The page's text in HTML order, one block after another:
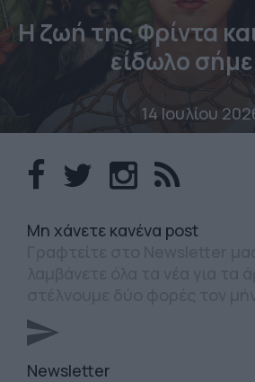
Η ζωή της Φρίντα και
είδωλο
14 Ιουλίου
Mη χάνετε κανένα post
Newsletter